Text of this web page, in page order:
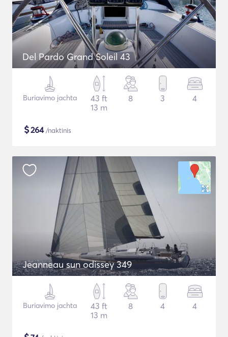
Del Pardo Grand Soleil 43
Buriavimo jachta
43 ft
13 m
8 3 4
$264/naktinis
Jeanneau sun odissey 349
Buriavimo jachta
43 ft
13 m
8 4 4